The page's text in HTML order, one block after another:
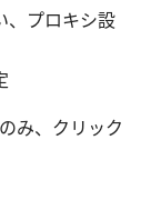
、プロキシ設
み、クリック